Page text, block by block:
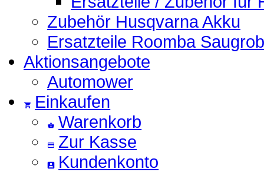
Zubehör Husqvarna Akku
Ersatzteile Roomba
Aktionsangebote
Automower
Einkaufen
Warenkorb
Zur Kasse
Kundenkonto